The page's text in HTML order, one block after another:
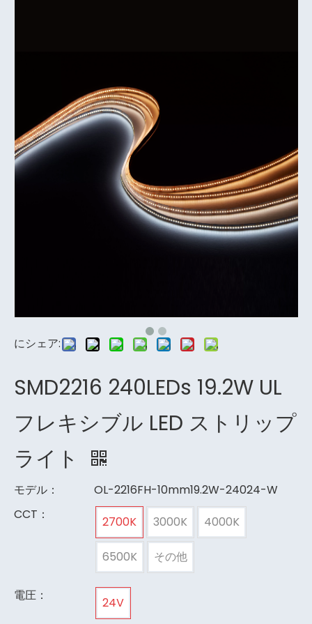
にシェア:
SMD2216 240LEDs 19.2W UL
フレキシブル LED ストリップ
ライト
モデル：
OL-2216FH-10mm19.2W-24024-W
CCT：
2700K 3000K 4000K
6500K その他
電圧： 24V